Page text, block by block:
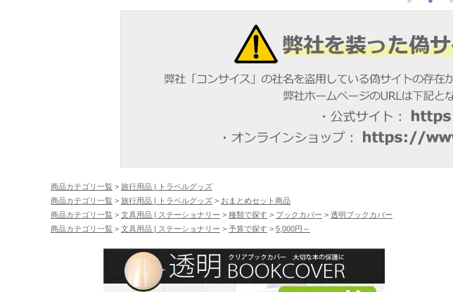
商品カテゴリ一覧 > 旅行用品 | トラベルグッズ
商品カテゴリ一覧 > 旅行用品 | トラベルグッズ > おまとめセット商品
商品カテゴリ一覧 > 文具用品 | ステーショナリー > 種類で探す > ブックカバー > 透明ブックカバー
商品カテゴリ一覧 > 文具用品 | ステーショナリー > 予算で探す > 5,000円～